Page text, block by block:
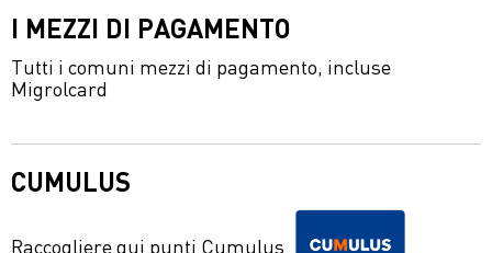
I MEZZI DI PAGAMENTO
Tutti i comuni mezzi di pagamento, incluse
Migrolcard
CUMULUS
Raccogliere qui punti Cumulus